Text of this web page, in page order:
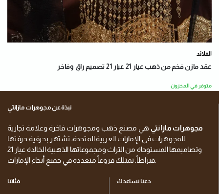
القلائد
عقد مازن فخم من ذهب عيار 21 عيار 21 تصميم راقٍ وفاخر
متوفر في المخزون
نبذة عن مجوهرات مازانتي
مجوهرات مازانتي هي مصنع ذهب ومجوهرات فاخرة وعلامة تجارية
للمجوهرات في الإمارات العربية المتحدة، تشتهر بحرفية حرفتها
وتصاميمها المستوحاة من التراث ومجموعاتها الذهبية الخالدة عيار 21
فئاتنا دعنا نساعدك